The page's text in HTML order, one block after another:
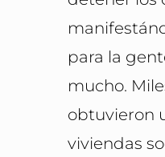
para la
mucho.
obtuvieron
viviendas